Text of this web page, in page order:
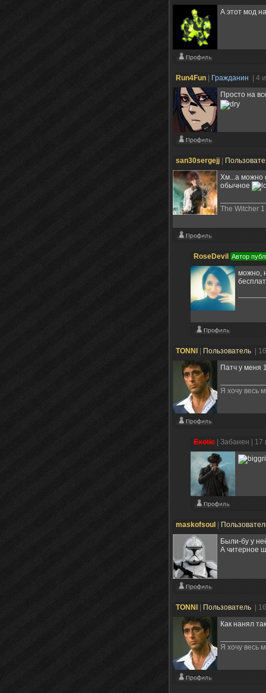
А этот мод
Run4Fun | Гражданин | 4
Просто на
san30sergejj |
Хм...а можно
обычное
The Witcher
RoseDevil Автор
можно,
TONNI | Пользователь |
Патч у меня
Я хочу весь
Exotic | Забанен | 17
maskofsoul |
Были-бу у
А читерное
TONNI | Пользователь |
Как нанял
Я хочу весь